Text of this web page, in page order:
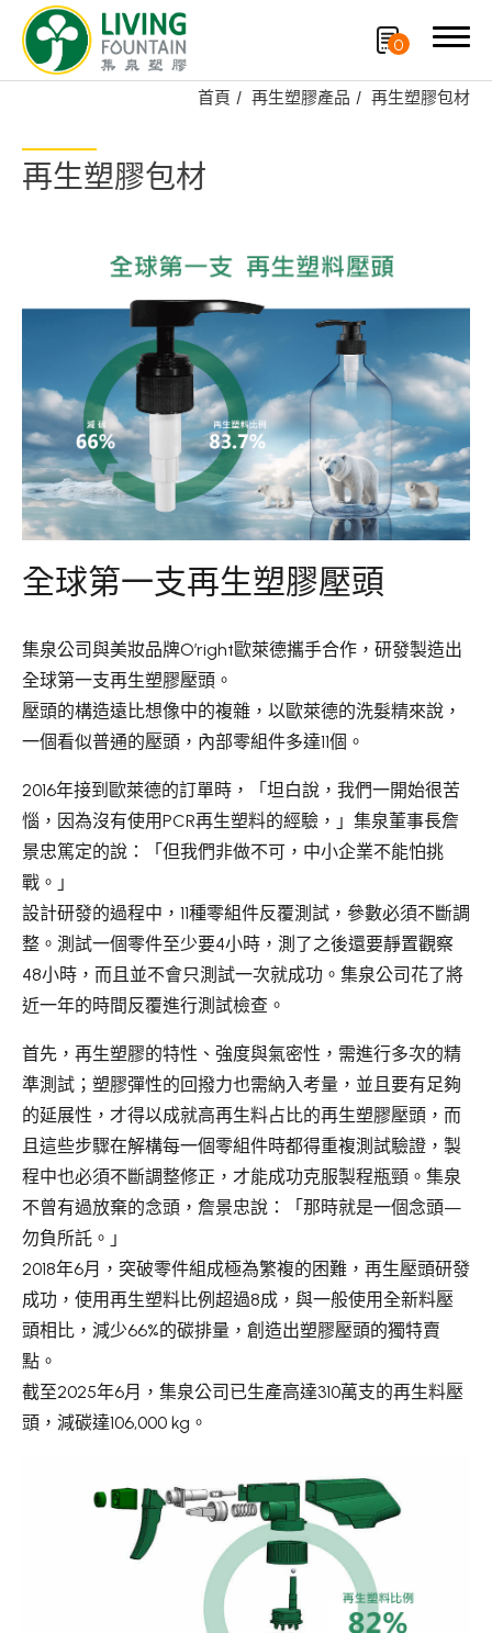
0
首頁 再生塑膠產品 再生塑膠包材
再生塑膠包材
全球第一支再生塑膠壓頭
集泉公司與美妝品牌O’right歐萊德攜手合作，研發製造出
全球第一支再生塑膠壓頭。
壓頭的構造遠比想像中的複雜，以歐萊德的洗髮精來說，
一個看似普通的壓頭，內部零組件多達11個。
2016年接到歐萊德的訂單時，「坦白說，我們一開始很苦
惱，因為沒有使用PCR再生塑料的經驗，」集泉董事長詹
景忠篤定的說：「但我們非做不可，中小企業不能怕挑
戰。」
設計研發的過程中，11種零組件反覆測試，參數必須不斷調
整。測試一個零件至少要4小時，測了之後還要靜置觀察
48小時，而且並不會只測試一次就成功。集泉公司花了將
近一年的時間反覆進行測試檢查。
首先，再生塑膠的特性、強度與氣密性，需進行多次的精
準測試；塑膠彈性的回撥力也需納入考量，並且要有足夠
的延展性，才得以成就高再生料占比的再生塑膠壓頭，而
且這些步驟在解構每一個零組件時都得重複測試驗證，製
程中也必須不斷調整修正，才能成功克服製程瓶頸。集泉
不曾有過放棄的念頭，詹景忠說：「那時就是一個念頭—
勿負所託。」
2018年6月，突破零件組成極為繁複的困難，再生壓頭研發
成功，使用再生塑料比例超過8成，與一般使用全新料壓
頭相比，減少66%的碳排量，創造出塑膠壓頭的獨特賣
點。
截至2025年6月，集泉公司已生產高達310萬支的再生料壓
頭，減碳達106,000 kg。
專利技術品牌
再生塑膠產品
再生塑膠包材
循環綠塑PCR
OEM/ODM服務
應用領域
關於集泉
聯絡我們
繁體中文 English 日文